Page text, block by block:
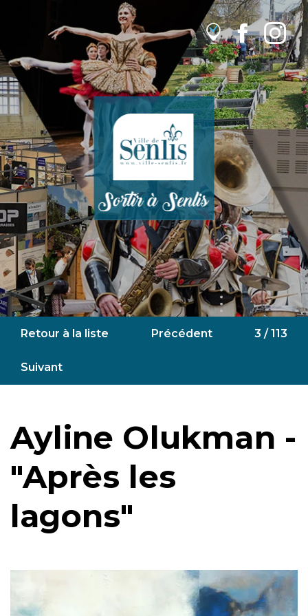
Retour à la liste Précédent 3 / 113
Suivant
Ayline Olukman -
"Après les
lagons"